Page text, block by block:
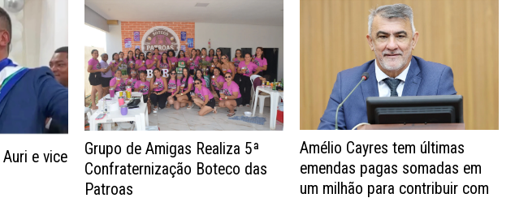
e vice
Grupo de Amigas Realiza 5ª
Confraternização Boteco das
Patroas
Amélio Cayres tem últimas
emendas pagas somadas em
um milhão para contribuir com